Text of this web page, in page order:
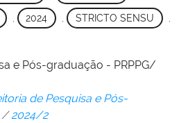
2024 , STRICTO SENSU
e Pós-graduação - PRPPG/
de Pesquisa e Pós-
/2024/2